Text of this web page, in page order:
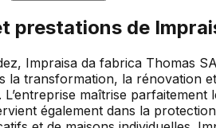
prestations de
Impraisa da fabrica Thomas
la transformation, la rénovation
L’entreprise maîtrise
également dans la